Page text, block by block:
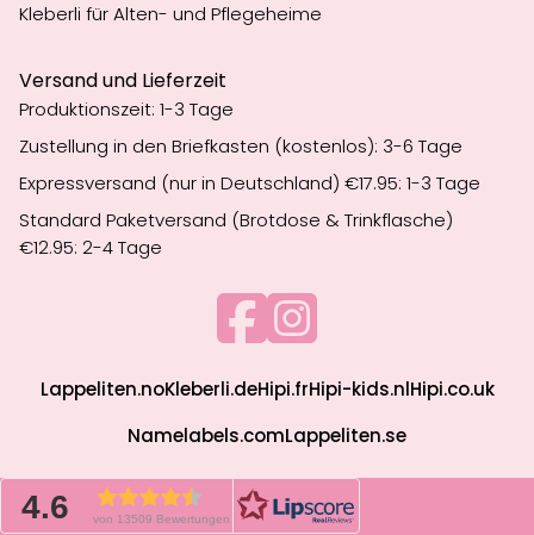
Kleberli für Alten- und Pflegeheime
Versand und Lieferzeit
Produktionszeit: 1-3 Tage
Zustellung in den Briefkasten (kostenlos): 3-6 Tage
Expressversand (nur in Deutschland) €17.95: 1-3 Tage
Standard Paketversand (Brotdose & Trinkflasche)
€12.95: 2-4 Tage
Lappeliten.noKleberli.deHipi.frHipi-kids.nlHipi.co.uk
Namelabels.comLappeliten.se
4.6 von 13509 Bewertungen